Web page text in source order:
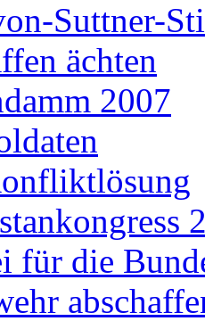
Suttner-
ächten
2007
für die